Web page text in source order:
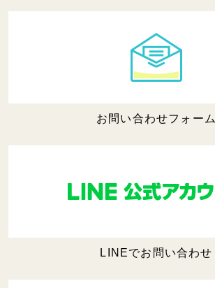
お問い合わせフォーム
LINEでお問い合わせ